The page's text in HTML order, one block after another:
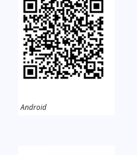
Android